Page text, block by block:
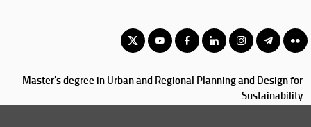
Master's degree in Urban and Regional Planning and Design for
Sustainability